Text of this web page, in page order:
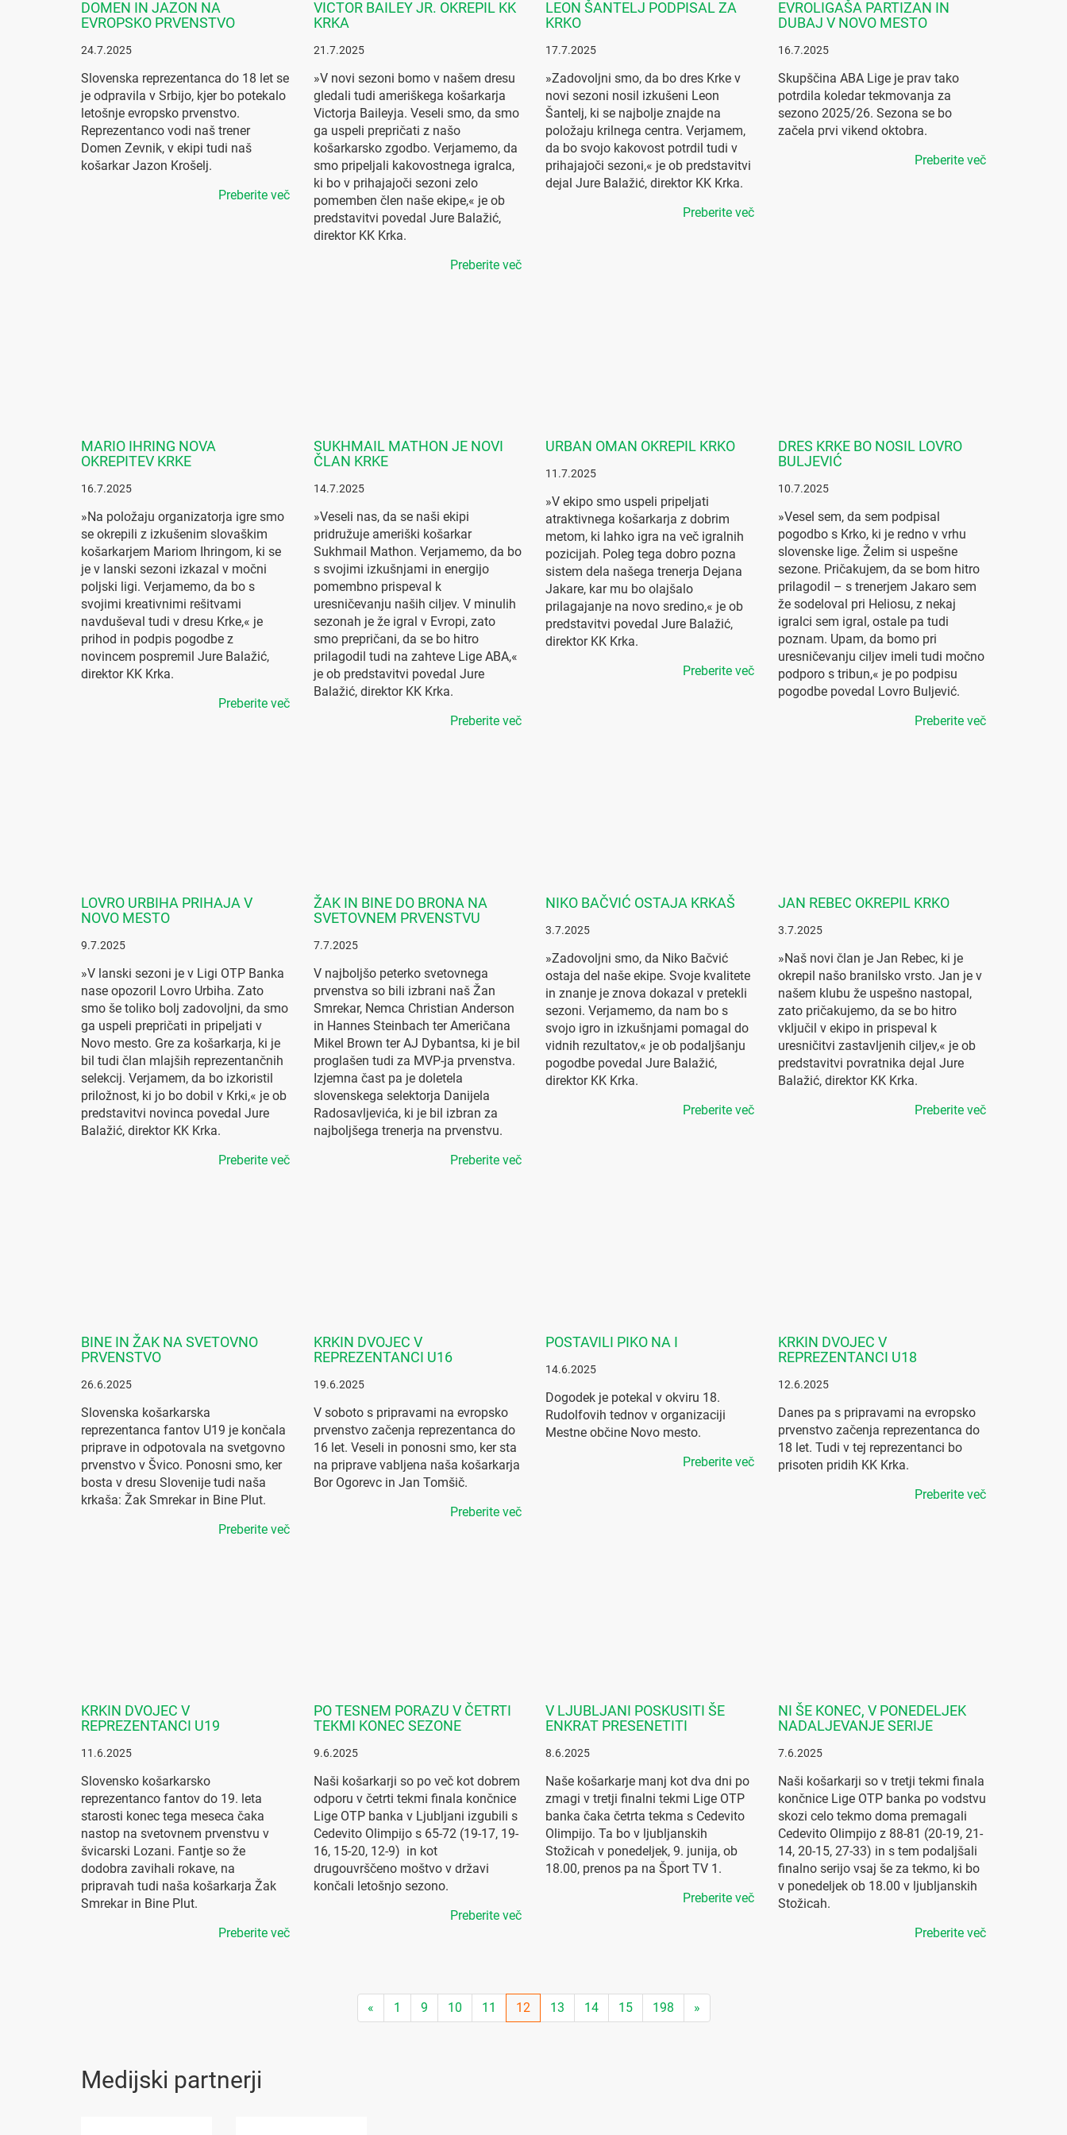
DOMEN IN JAZON NA
EVROPSKO PRVENSTVO
24.7.2025
Slovenska reprezentanca do 18 let se
je odpravila v Srbijo, kjer bo potekalo
letošnje evropsko prvenstvo.
Reprezentanco vodi naš trener
Domen Zevnik, v ekipi tudi naš
košarkar Jazon Krošelj.
Preberite več
VICTOR BAILEY JR. OKREPIL KK
KRKA
21.7.2025
»V novi sezoni bomo v našem dresu
gledali tudi ameriškega košarkarja
Victorja Baileyja. Veseli smo, da smo
ga uspeli prepričati z našo
košarkarsko zgodbo. Verjamemo, da
smo pripeljali kakovostnega igralca,
ki bo v prihajajoči sezoni zelo
pomemben člen naše ekipe,« je ob
predstavitvi povedal Jure Balažić,
direktor KK Krka.
Preberite več
LEON ŠANTELJ PODPISAL ZA
KRKO
17.7.2025
»Zadovoljni smo, da bo dres Krke v
novi sezoni nosil izkušeni Leon
Šantelj, ki se najbolje znajde na
položaju krilnega centra. Verjamem,
da bo svojo kakovost potrdil tudi v
prihajajoči sezoni,« je ob predstavitvi
dejal Jure Balažić, direktor KK Krka.
Preberite več
EVROLIGAŠA PARTIZAN IN
DUBAJ V NOVO MESTO
16.7.2025
Skupščina ABA Lige je prav tako
potrdila koledar tekmovanja za
sezono 2025/26. Sezona se bo
začela prvi vikend oktobra.
Preberite več
MARIO IHRING NOVA
OKREPITEV KRKE
16.7.2025
»Na položaju organizatorja igre smo
se okrepili z izkušenim slovaškim
košarkarjem Mariom Ihringom, ki se
je v lanski sezoni izkazal v močni
poljski ligi. Verjamemo, da bo s
svojimi kreativnimi rešitvami
navduševal tudi v dresu Krke,« je
prihod in podpis pogodbe z
novincem pospremil Jure Balažić,
direktor KK Krka.
Preberite več
SUKHMAIL MATHON JE NOVI
ČLAN KRKE
14.7.2025
»Veseli nas, da se naši ekipi
pridružuje ameriški košarkar
Sukhmail Mathon. Verjamemo, da bo
s svojimi izkušnjami in energijo
pomembno prispeval k
uresničevanju naših ciljev. V minulih
sezonah je že igral v Evropi, zato
smo prepričani, da se bo hitro
prilagodil tudi na zahteve Lige ABA,«
je ob predstavitvi povedal Jure
Balažić, direktor KK Krka.
Preberite več
URBAN OMAN OKREPIL KRKO
11.7.2025
»V ekipo smo uspeli pripeljati
atraktivnega košarkarja z dobrim
metom, ki lahko igra na več igralnih
pozicijah. Poleg tega dobro pozna
sistem dela našega trenerja Dejana
Jakare, kar mu bo olajšalo
prilagajanje na novo sredino,« je ob
predstavitvi povedal Jure Balažić,
direktor KK Krka.
Preberite več
DRES KRKE BO NOSIL LOVRO
BULJEVIĆ
10.7.2025
»Vesel sem, da sem podpisal
pogodbo s Krko, ki je redno v vrhu
slovenske lige. Želim si uspešne
sezone. Pričakujem, da se bom hitro
prilagodil – s trenerjem Jakaro sem
že sodeloval pri Heliosu, z nekaj
igralci sem igral, ostale pa tudi
poznam. Upam, da bomo pri
uresničevanju ciljev imeli tudi močno
podporo s tribun,« je po podpisu
pogodbe povedal Lovro Buljević.
Preberite več
LOVRO URBIHA PRIHAJA V
NOVO MESTO
9.7.2025
»V lanski sezoni je v Ligi OTP Banka
nase opozoril Lovro Urbiha. Zato
smo še toliko bolj zadovoljni, da smo
ga uspeli prepričati in pripeljati v
Novo mesto. Gre za košarkarja, ki je
bil tudi član mlajših reprezentančnih
selekcij. Verjamem, da bo izkoristil
priložnost, ki jo bo dobil v Krki,« je ob
predstavitvi novinca povedal Jure
Balažić, direktor KK Krka.
Preberite več
ŽAK IN BINE DO BRONA NA
SVETOVNEM PRVENSTVU
7.7.2025
V najboljšo peterko svetovnega
prvenstva so bili izbrani naš Žan
Smrekar, Nemca Christian Anderson
in Hannes Steinbach ter Američana
Mikel Brown ter AJ Dybantsa, ki je bil
proglašen tudi za MVP-ja prvenstva.
Izjemna čast pa je doletela
slovenskega selektorja Danijela
Radosavljevića, ki je bil izbran za
najboljšega trenerja na prvenstvu.
Preberite več
NIKO BAČVIĆ OSTAJA KRKAŠ
3.7.2025
»Zadovoljni smo, da Niko Bačvić
ostaja del naše ekipe. Svoje kvalitete
in znanje je znova dokazal v pretekli
sezoni. Verjamemo, da nam bo s
svojo igro in izkušnjami pomagal do
vidnih rezultatov,« je ob podaljšanju
pogodbe povedal Jure Balažić,
direktor KK Krka.
Preberite več
JAN REBEC OKREPIL KRKO
3.7.2025
»Naš novi član je Jan Rebec, ki je
okrepil našo branilsko vrsto. Jan je v
našem klubu že uspešno nastopal,
zato pričakujemo, da se bo hitro
vključil v ekipo in prispeval k
uresničitvi zastavljenih ciljev,« je ob
predstavitvi povratnika dejal Jure
Balažić, direktor KK Krka.
Preberite več
BINE IN ŽAK NA SVETOVNO
PRVENSTVO
26.6.2025
Slovenska košarkarska
reprezentanca fantov U19 je končala
priprave in odpotovala na svetgovno
prvenstvo v Švico. Ponosni smo, ker
bosta v dresu Slovenije tudi naša
krkaša: Žak Smrekar in Bine Plut.
Preberite več
KRKIN DVOJEC V
REPREZENTANCI U16
19.6.2025
V soboto s pripravami na evropsko
prvenstvo začenja reprezentanca do
16 let. Veseli in ponosni smo, ker sta
na priprave vabljena naša košarkarja
Bor Ogorevc in Jan Tomšič.
Preberite več
POSTAVILI PIKO NA I
14.6.2025
Dogodek je potekal v okviru 18.
Rudolfovih tednov v organizaciji
Mestne občine Novo mesto.
Preberite več
KRKIN DVOJEC V
REPREZENTANCI U18
12.6.2025
Danes pa s pripravami na evropsko
prvenstvo začenja reprezentanca do
18 let. Tudi v tej reprezentanci bo
prisoten pridih KK Krka.
Preberite več
KRKIN DVOJEC V
REPREZENTANCI U19
11.6.2025
Slovensko košarkarsko
reprezentanco fantov do 19. leta
starosti konec tega meseca čaka
nastop na svetovnem prvenstvu v
švicarski Lozani. Fantje so že
dodobra zavihali rokave, na
pripravah tudi naša košarkarja Žak
Smrekar in Bine Plut.
Preberite več
PO TESNEM PORAZU V ČETRTI
TEKMI KONEC SEZONE
9.6.2025
Naši košarkarji so po več kot dobrem
odporu v četrti tekmi finala končnice
Lige OTP banka v Ljubljani izgubili s
Cedevito Olimpijo s 65-72 (19-17, 19-
16, 15-20, 12-9) in kot
drugouvrščeno moštvo v državi
končali letošnjo sezono.
Preberite več
V LJUBLJANI POSKUSITI ŠE
ENKRAT PRESENETITI
8.6.2025
Naše košarkarje manj kot dva dni po
zmagi v tretji finalni tekmi Lige OTP
banka čaka četrta tekma s Cedevito
Olimpijo. Ta bo v ljubljanskih
Stožicah v ponedeljek, 9. junija, ob
18.00, prenos pa na Šport TV 1.
Preberite več
NI ŠE KONEC, V PONEDELJEK
NADALJEVANJE SERIJE
7.6.2025
Naši košarkarji so v tretji tekmi finala
končnice Lige OTP banka po vodstvu
skozi celo tekmo doma premagali
Cedevito Olimpijo z 88-81 (20-19, 21-
14, 20-15, 27-33) in s tem podaljšali
finalno serijo vsaj še za tekmo, ki bo
v ponedeljek ob 18.00 v ljubljanskih
Stožicah.
Preberite več
« 1 9 10 11 12 13 14 15 198 »
Medijski partnerji